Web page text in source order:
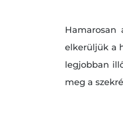
elkerüljük a
legjobban
meg a